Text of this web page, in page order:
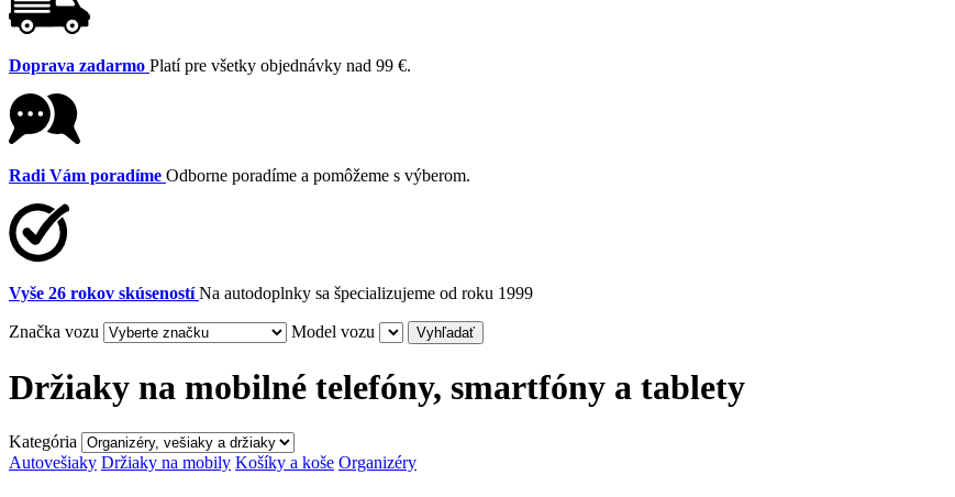
Doprava zadarmo Platí pre všetky objednávky nad 99 €.
Radi Vám poradíme Odborne poradíme a pomôžeme s výberom.
Vyše 26 rokov skúseností Na autodoplnky sa špecializujeme od roku 1999
Značka vozu Model vozu Vyhľadať
Držiaky na mobilné telefóny, smartfóny a tablety
Kategória
Autovešiaky Držiaky na mobily Košíky a koše Organizéry